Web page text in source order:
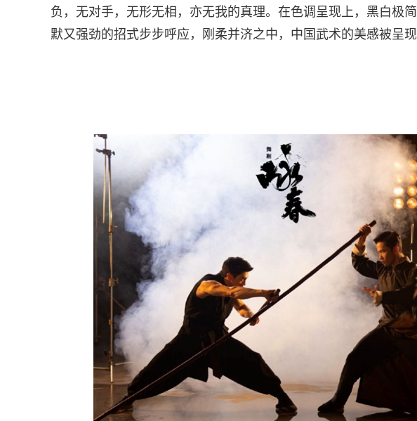
负，无对手，无形无相，亦无我的真理。在色调呈现上，黑白极
默又强劲的招式步步呼应，刚柔并济之中，中国武术的美感被呈现